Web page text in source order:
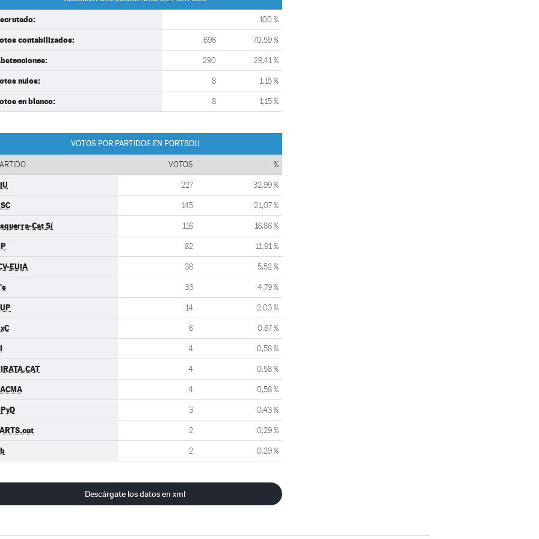
100 %
contabilizados: 696 70,59 %
290 29,41 %
nulos: 8 1,15 %
en blanco: 8 1,15 %
VOTOS POR PARTIDOS EN PORTBOU
VOTOS %
227 32,99 %
145 21,07 %
Cat Sí 116 16,86 %
82 11,91 %
EUiA 38 5,52 %
33 4,79 %
14 2,03 %
6 0,87 %
4 0,58 %
4 0,58 %
4 0,58 %
3 0,43 %
2 0,29 %
2 0,29 %
Descárgate los datos en xml